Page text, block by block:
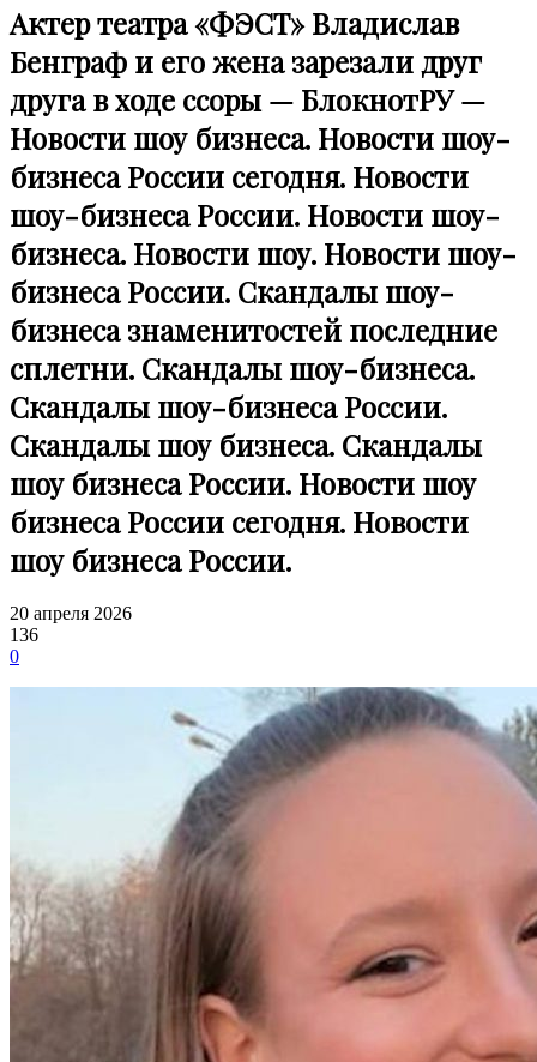
Актер театра «ФЭСТ» Владислав
Бенграф и его жена зарезали друг
друга в ходе ссоры — БлокнотРУ —
Новости шоу бизнеса. Новости шоу-
бизнеса России сегодня. Новости
шоу-бизнеса России. Новости шоу-
бизнеса. Новости шоу. Новости шоу-
бизнеса России. Скандалы шоу-
бизнеса знаменитостей последние
сплетни. Скандалы шоу-бизнеса.
Скандалы шоу-бизнеса России.
Скандалы шоу бизнеса. Скандалы
шоу бизнеса России. Новости шоу
бизнеса России сегодня. Новости
шоу бизнеса России.
20 апреля 2026
136
0